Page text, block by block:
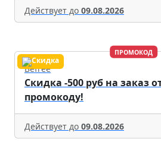
Действует до 09.08.2026
ПРОМОКОД
Befree
Скидка -500 руб на заказ
промокоду!
Действует до 09.08.2026